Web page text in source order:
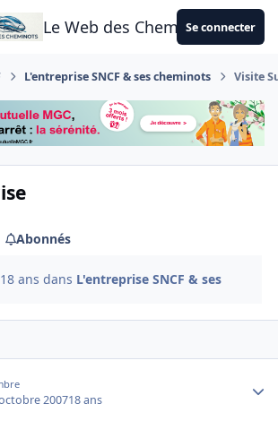
Le Web des CheminotsSe connecter
L'entreprise SNCF & ses cheminots Visite
Abonnés
18 ans dans L'entreprise SNCF & ses
200718 ans